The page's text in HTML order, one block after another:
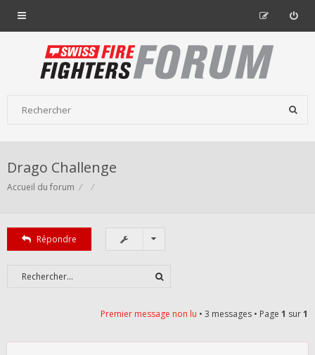
Drago Challenge
Accueil du forum
Répondre
Premier message non lu • 3 messages • Page 1 sur1